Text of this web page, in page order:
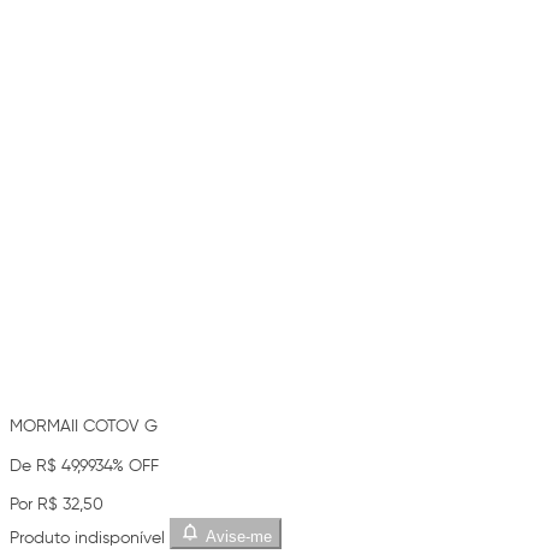
MORMAII COTOV G
De R$ 49,9934% OFF
Por R$ 32,50
Produto indisponível
Avise-me